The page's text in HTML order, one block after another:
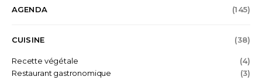
AGENDA (145)
CUISINE (38)
Recette végétale
(4)
Restaurant gastronomique
(3)